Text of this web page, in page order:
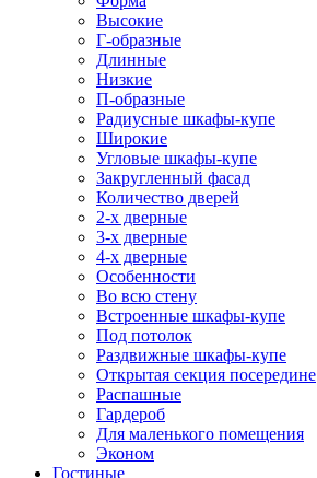
Высокие
Г-образные
Длинные
Низкие
П-образные
Радиусные шкафы-купе
Широкие
Угловые шкафы-купе
Закругленный фасад
Количество дверей
2-х дверные
3-х дверные
4-х дверные
Особенности
Во всю стену
Встроенные шкафы-купе
Под потолок
Раздвижные шкафы-купе
Открытая секция посередине
Распашные
Гардероб
Для маленького помещения
Эконом
Гостиные